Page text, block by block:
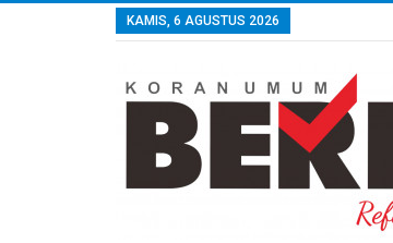
KAMIS, 6 AGUSTUS 2026